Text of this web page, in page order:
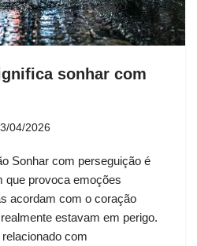
sonhar com
04/2026
Sonhar com perseguição é
que provoca emoções
acordam com o coração
estavam em perigo.
com